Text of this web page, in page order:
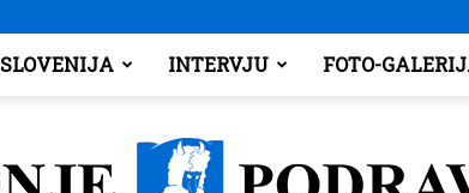
SLOVENIJA INTERVJU FOTO-